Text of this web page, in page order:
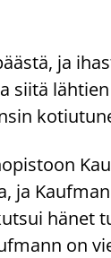
ja
siitä
ja
hänet
on